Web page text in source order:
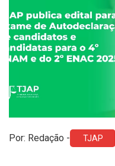
Por: Redação - TJAP